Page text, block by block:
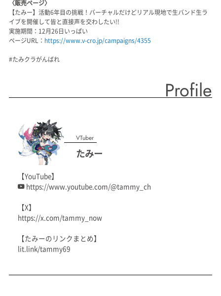
〈販売ページ〉
【たみー】活動6年目の挑戦！バーチャルだけどリアル現地で生バンド生ラ
イブを開催して皆と直接声を交わしたい!!
実施期間：12月26日いっぱい
ページURL： https://www.v-cro.jp/campaigns/4355
#たみクラがんばれ
Profile
VTuber
たみー
【YouTube】
https://www.youtube.com/@tammy_ch
【X】
https://x.com/tammy_now
【たみーのリンクまとめ】
lit.link/tammy69